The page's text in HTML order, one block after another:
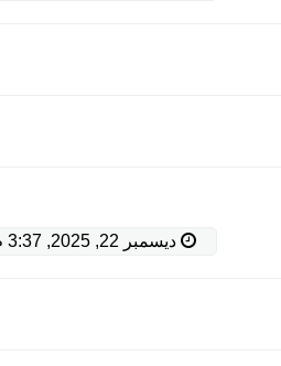
ديسمبر 22, 2025, 3:37 م